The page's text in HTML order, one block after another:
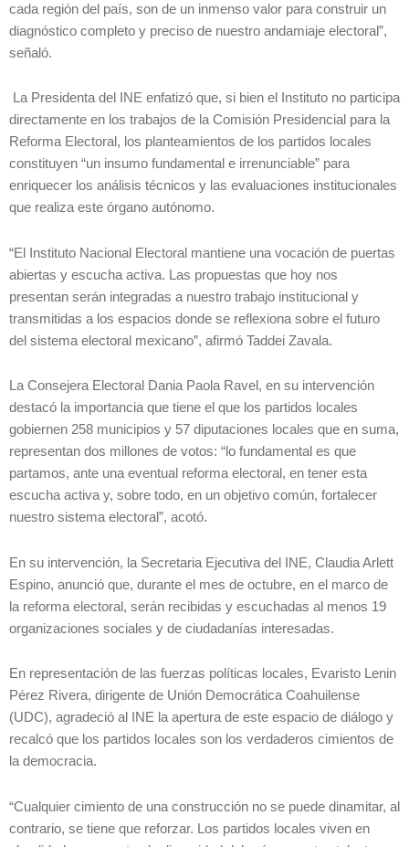
cada región del país, son de un inmenso valor para construir un
diagnóstico completo y preciso de nuestro andamiaje electoral”,
señaló.
La Presidenta del INE enfatizó que, si bien el Instituto no participa
directamente en los trabajos de la Comisión Presidencial para la
Reforma Electoral, los planteamientos de los partidos locales
constituyen “un insumo fundamental e irrenunciable” para
enriquecer los análisis técnicos y las evaluaciones institucionales
que realiza este órgano autónomo.
“El Instituto Nacional Electoral mantiene una vocación de puertas
abiertas y escucha activa. Las propuestas que hoy nos
presentan serán integradas a nuestro trabajo institucional y
transmitidas a los espacios donde se reflexiona sobre el futuro
del sistema electoral mexicano”, afirmó Taddei Zavala.
La Consejera Electoral Dania Paola Ravel, en su intervención
destacó la importancia que tiene el que los partidos locales
gobiernen 258 municipios y 57 diputaciones locales que en suma,
representan dos millones de votos: “lo fundamental es que
partamos, ante una eventual reforma electoral, en tener esta
escucha activa y, sobre todo, en un objetivo común, fortalecer
nuestro sistema electoral”, acotó.
En su intervención, la Secretaria Ejecutiva del INE, Claudia Arlett
Espino, anunció que, durante el mes de octubre, en el marco de
la reforma electoral, serán recibidas y escuchadas al menos 19
organizaciones sociales y de ciudadanías interesadas.
En representación de las fuerzas políticas locales, Evaristo Lenin
Pérez Rivera, dirigente de Unión Democrática Coahuilense
(UDC), agradeció al INE la apertura de este espacio de diálogo y
recalcó que los partidos locales son los verdaderos cimientos de
la democracia.
“Cualquier cimiento de una construcción no se puede dinamitar, al
contrario, se tiene que reforzar. Los partidos locales viven en